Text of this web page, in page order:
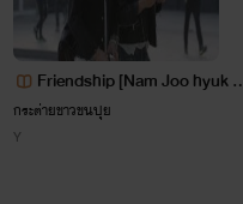
Friendship [Nam Joo hyuk &
Ji soo] YAOI
กระต่ายขาวขนปุย
Y